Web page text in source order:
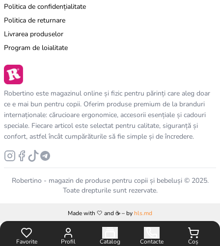
Favorite Profil Catalog Contacte Coș
Politica de confidențialitate
Politica de returnare
Livrarea produselor
Program de loialitate
Robertino este magazinul online și fizic pentru părinți care aleg doar
ce e mai bun pentru copii. Oferim produse premium de la branduri
internaționale: cărucioare ergonomice, accesorii esențiale și cadouri
speciale. Fiecare articol este selectat pentru calitate, siguranță și
confort, astfel încât cumpărăturile să fie simple și de încredere.
Robertino - magazin de produse pentru copii și bebeluși © 2025.
Toate drepturile sunt rezervate.
Made with 🤍 and ☕️ – by hls.md